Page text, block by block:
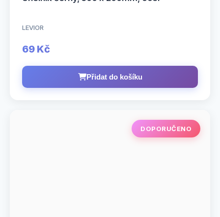
LEVIOR
69 Kč
Přidat do košíku
DOPORUČENO